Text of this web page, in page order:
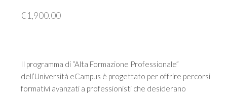
€1,900.00
Il programma di “Alta Formazione Professionale”
dell’Università eCampus è progettato per offrire percorsi
formativi avanzati a professionisti che desiderano